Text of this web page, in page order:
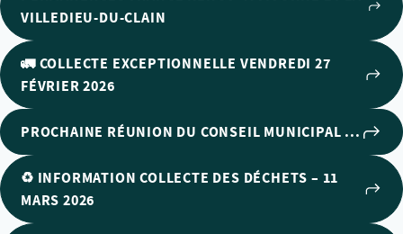
VILLEDIEU-DU-CLAIN
🚛 COLLECTE EXCEPTIONNELLE VENDREDI 27
FÉVRIER 2026
PROCHAINE RÉUNION DU CONSEIL MUNICIPAL ...
♻️ INFORMATION COLLECTE DES DÉCHETS – 11
MARS 2026